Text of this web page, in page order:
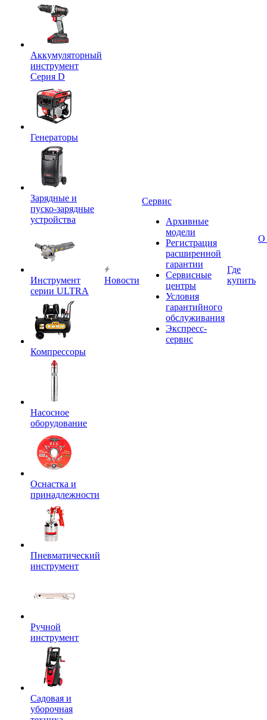
Аккумуляторный
инструмент
Серия D
Генераторы
Зарядные и
пуско-зарядные
устройства
Инструмент
серии ULTRA
Компрессоры
Насосное
оборудование
Оснастка и
принадлежности
Пневматический
инструмент
Ручной
инструмент
Садовая и
уборочная
Новости
Сервис
Архивные
модели
Регистрация
расширенной
гарантии
Сервисные
центры
Условия
гарантийного
обслуживания
Экспресс-
сервис
Где
купить
О